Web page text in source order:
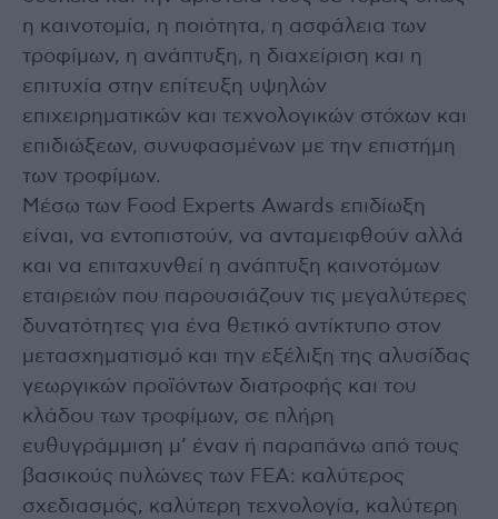
η καινοτομία, η ποιότητα, η ασφάλεια των
τροφίμων, η ανάπτυξη, η διαχείριση και η
επιτυχία στην επίτευξη υψηλών
επιχειρηματικών και τεχνολογικών στόχων και
επιδιώξεων, συνυφασμένων με την επιστήμη
των τροφίμων.
Μέσω των Food Experts Awards επιδίωξη
είναι, να εντοπιστούν, να ανταμειφθούν αλλά
και να επιταχυνθεί η ανάπτυξη καινοτόμων
εταιρειών που παρουσιάζουν τις μεγαλύτερες
δυνατότητες για ένα θετικό αντίκτυπο στον
μετασχηματισμό και την εξέλιξη της αλυσίδας
γεωργικών προϊόντων διατροφής και του
κλάδου των τροφίμων, σε πλήρη
ευθυγράμμιση μ’ έναν ή παραπάνω από τους
βασικούς πυλώνες των FEA: καλύτερος
σχεδιασμός, καλύτερη τεχνολογία, καλύτερη